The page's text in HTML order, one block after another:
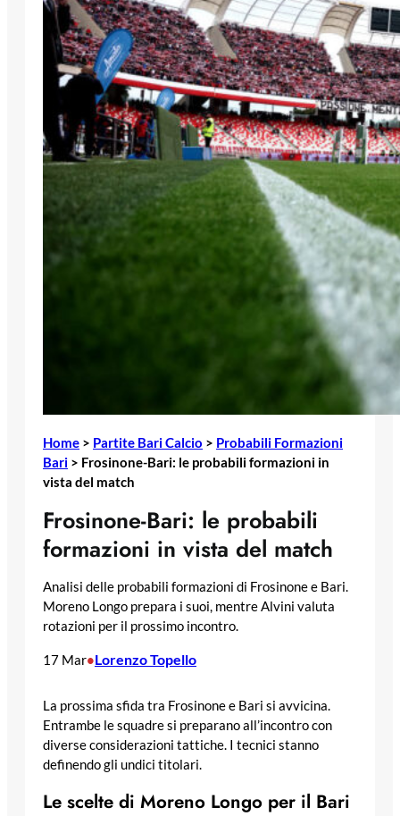
Home > Partite Bari Calcio > Probabili Formazioni
Bari > Frosinone-Bari: le probabili formazioni in
vista del match
Frosinone-Bari: le probabili
formazioni in vista del match
Analisi delle probabili formazioni di Frosinone e Bari.
Moreno Longo prepara i suoi, mentre Alvini valuta
rotazioni per il prossimo incontro.
17 Mar•Lorenzo Topello
La prossima sfida tra Frosinone e Bari si avvicina.
Entrambe le squadre si preparano all’incontro con
diverse considerazioni tattiche. I tecnici stanno
definendo gli undici titolari.
Le scelte di Moreno Longo per il Bari